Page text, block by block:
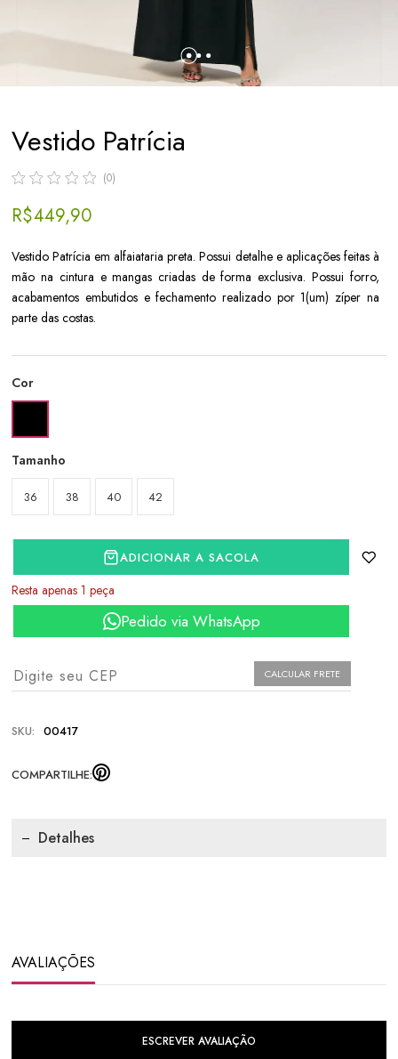
Vestido Patrícia
(0)
R$ 449,90
Vestido Patrícia em alfaiataria preta. Possui detalhe e aplicações feitas à
mão na cintura e mangas criadas de forma exclusiva. Possui forro,
acabamentos embutidos e fechamento realizado por 1(um) zíper na
parte das costas.
Cor
Tamanho
36 38 40 42
ADICIONAR A SACOLA
Resta apenas 1 peça
Pedido via WhatsApp
CALCULAR FRETE
SKU: 00417
COMPARTILHE:
Detalhes
AVALIAÇÕES
ESCREVER AVALIAÇÃO